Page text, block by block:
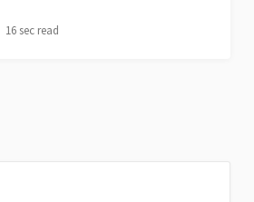
16 sec read